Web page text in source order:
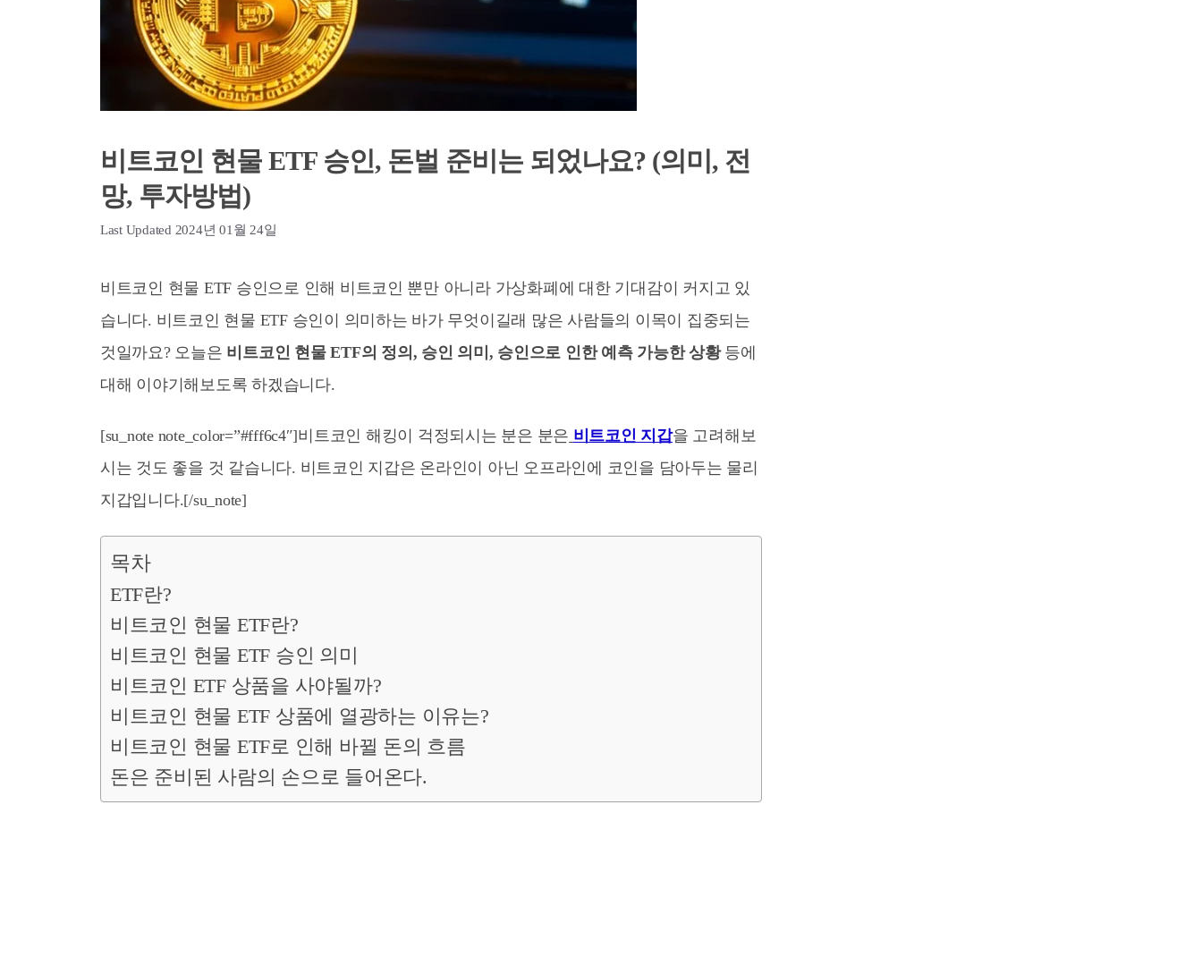
비트코인 현물 ETF 승인, 돈벌 준비는 되었나요? (의미, 전
망, 투자방법)
2024년 01월 24일
비트코인 현물 ETF 승인으로 인해 비트코인 뿐만 아니라 가상화폐에 대한 기대감이 커지고 있
습니다. 비트코인 현물 ETF 승인이 의미하는 바가 무엇이길래 많은 사람들의 이목이 집중되는
것일까요? 오늘은 비트코인 현물 ETF의 정의, 승인 의미, 승인으로 인한 예측 가능한 상황등에
대해 이야기해보도록 하겠습니다.
[su_note note_color=”#fff6c4″]비트코인 해킹이 걱정되시는 분은 분은 비트코인 지갑을 고려해보
시는 것도 좋을 것 같습니다. 비트코인 지갑은 온라인이 아닌 오프라인에 코인을 담아두는 물리
지갑입니다.[/su_note]
목차
ETF란?
비트코인 현물 ETF란?
비트코인 현물 ETF 승인 의미
비트코인 ETF 상품을 사야될까?
비트코인 현물 ETF 상품에 열광하는 이유는?
비트코인 현물 ETF로 인해 바뀔 돈의 흐름
돈은 준비된 사람의 손으로 들어온다.